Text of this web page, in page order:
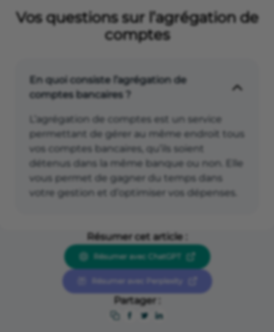
Vos questions sur l’agrégation de
comptes
En quoi consiste l’agrégation de
comptes bancaires ?
L’agrégation de comptes est un service
permettant de gérer au même endroit tous
vos comptes bancaires, qu’ils soient
détenus dans la même banque ou non. Elle
vous permet de gagner du temps dans
votre gestion et d’optimiser vos dépenses.
Résumer cet article :
Résumer avec ChatGPT
Résumer avec Perplexity
Partager :